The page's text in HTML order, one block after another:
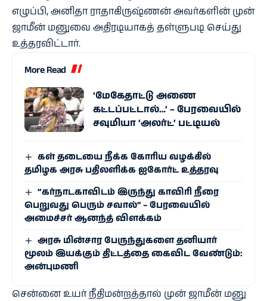
எழுப்பி, அனிதா ராதாகிருஷ்ணன் அவர்களின் முன்
ஜாமீன் மனுவை அதிரடியாகத் தள்ளுபடி செய்து
உத்தரவிட்டார்.
More Read
‘மேகேதாட்டு அணை
கட்டப்பட்டால்…’ – பேரவையில்
சவுமியா ‘அலர்ட்’ பட்டியல்
கள் தடையை நீக்க கோரிய வழக்கில்
தமிழக அரசு பதிலளிக்க ஐகோர்ட் உத்தரவு
“கர்நாடகாவிடம் இருந்து காவிரி நீரை
பெறுவது பெரும் சவால்” – பேரவையில்
அமைச்சர் ஆனந்த் விளக்கம்
அரசு மின்சார பேருந்துகளை தனியார்
மூலம் இயக்கும் திட்டத்தை கைவிட வேண்டும்:
அன்புமணி
சென்னை உயர் நீதிமன்றத்தால் முன் ஜாமீன் மனு